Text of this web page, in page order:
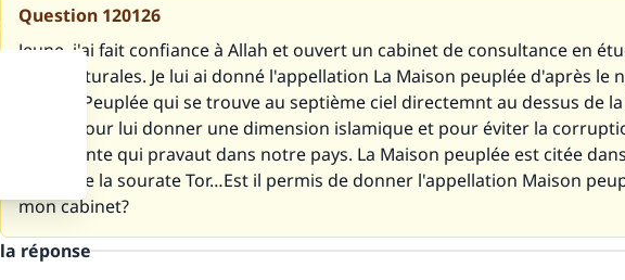
Question 120126
Jeune, j'ai fait confiance à Allah et ouvert un cabinet de consultance en
architecturales. Je lui ai donné l'appellation La Maison peuplée d'après le
Maison Peuplée qui se trouve au septième ciel directemnt au dessus de
Kaaba pour lui donner une dimension islamique et pour éviter la
galoppante qui pravaut dans notre pays. La Maison peuplée est citée
verset de la sourate Tor…Est il permis de donner l'appellation Maison
mon cabinet?
la réponse